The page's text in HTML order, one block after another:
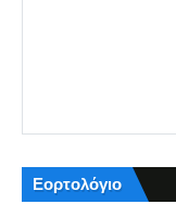
Εορτολόγιο